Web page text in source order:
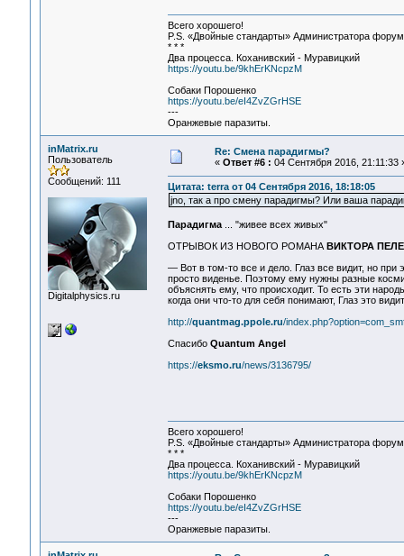
Всего хорошего!
P.S. «Двойные стандарты» Администратора
* * *
Два процесса. Коханивский - Муравицкий
https://youtu.be/9khErKNcpzM
Собаки Порошенко
https://youtu.be/eI4ZvZGrHSE
---
Оранжевые паразиты.
inMatrix.ru
Пользователь
Сообщений: 111
Digitalphysics.ru
Re: Смена парадигмы?
« Ответ #6 : 04 Сентября 2016, 21:11:33
Цитата: terra от 04 Сентября 2016, 18:18:05
jno, так а про смену парадигмы? Или ваша
Парадигма... "живее всех живых"
ОТРЫВОК ИЗ НОВОГО РОМАНА ВИКТОРА
— Вот в том­-то все и дело. Глаз все видит, но при
просто виденье. Поэтому ему нужны разные
объяснять ему, что происходит. То есть эти
когда они что­-то для себя понимают, Глаз это
http://quantmag.ppole.ru/
Спасибо Quantum Angel
https://eksmo.ru/news/3136795/
Всего хорошего!
P.S. «Двойные стандарты» Администратора
* * *
Два процесса. Коханивский - Муравицкий
https://youtu.be/9khErKNcpzM
Собаки Порошенко
https://youtu.be/eI4ZvZGrHSE
---
Оранжевые паразиты.